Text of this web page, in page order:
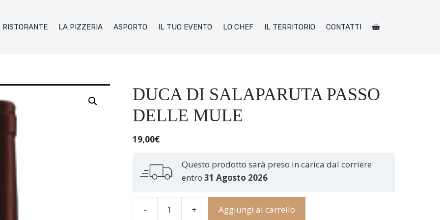
RISTORANTE LA PIZZERIA ASPORTO IL TUO EVENTO LO CHEF IL TERRITORIO CONTATTI
DUCA DI SALAPARUTA PASSO
DELLE MULE
19,00€
Questo prodotto sarà preso in carica dal corriere
entro31 Agosto 2026
-
Duca
+ Aggiungi al carrello